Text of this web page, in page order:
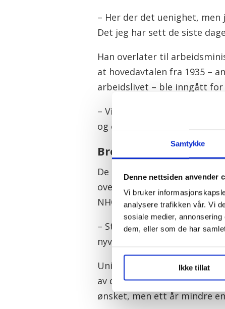
Samtykke
Denne nettsiden anvender
Vi bruker
analysere trafikken vår. Vi
sosiale medier,
dem, eller som de har
Ikke tillat
– Her der det uenighet, men
Det jeg har sett de siste
Han overlater til
at hovedavtalen fra 1935 –
arbeidslivet – ble inngått
– Vi ønsker at vi finner
og omfattende, men det er
Brev til Brenna
De andre
overmoden for nye
NHO og resten av partene i
– Statsråd Brenna må nå
nyvalgte leder Steffen
Unio var en av partene
av desember. Det innebar
ønsket, men ett år mindre